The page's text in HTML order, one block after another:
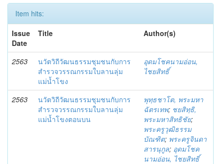
Item hits:
Issue
Date
Title Author(s)
2563
นวัตวิถีวัฒนธรรมชุมชนกับการ
สำรวจวรรณกรรมใบลานลุ่ม
แม่น้ำโขง
อุดมโชคนามอ่อน,
ไชยสิทธิ์
2563
นวัตวิถีวัฒนธรรมชุมชนกับการ
สำรวจวรรณกรรมใบลานลุ่ม
แม่น้ำโขงตอนบน
พุทฺธชาโต, พระมหา
ฉัตรเทพ; ชยสิทฺธิ,
พระมหาสิทธิชัย;
พระครูวุฒิธรรม
บัณฑิต; พระครูจินดา
สารนุกูล; อุดมโชค
นามอ่อน, ไชยสิทธิ์